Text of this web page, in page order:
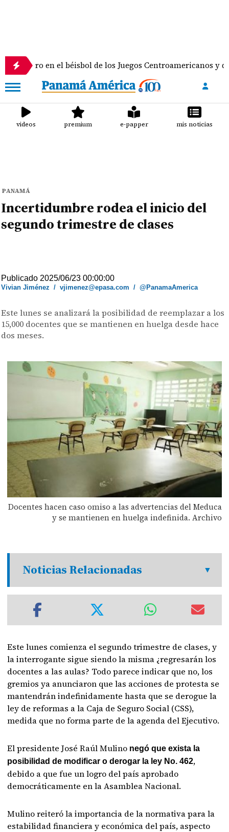
en el béisbol de los Juegos Centroamericanos y del Caribe
videos premium e-papper mis noticias
PANAMÁ
Incertidumbre rodea el inicio del
segundo trimestre de clases
Publicado 2025/06/23 00:00:00
Vivian Jiménez /vjimenez@epasa.com /@PanamaAmerica
Este lunes se analizará la posibilidad de reemplazar a los
15,000 docentes que se mantienen en huelga desde hace
dos meses.
Docentes hacen caso omiso a las advertencias del Meduca
y se mantienen en huelga indefinida. Archivo
Noticias Relacionadas
Este lunes comienza el segundo trimestre de clases, y
la interrogante sigue siendo la misma ¿regresarán los
docentes a las aulas? Todo parece indicar que no, los
gremios ya anunciaron que las acciones de protesta se
mantendrán indefinidamente hasta que se derogue la
ley de reformas a la Caja de Seguro Social (CSS),
medida que no forma parte de la agenda del Ejecutivo.
El presidente José Raúl Mulino negó que exista la
posibilidad de modificar o derogar la ley No. 462,
debido a que fue un logro del país aprobado
democráticamente en la Asamblea Nacional.
Mulino reiteró la importancia de la normativa para la
estabilidad financiera y económica del país, aspecto